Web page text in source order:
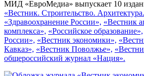
МИД «ЕвроМедиа» выпускает 10
«Вестник. Строительство.
«Здравоохранение России», «Вестник
комплекса», «Российское образование»,
России», «Вестник экономики»,
Кавказ», «Вестник Поволжье»,
общероссийский журнал «Нация».